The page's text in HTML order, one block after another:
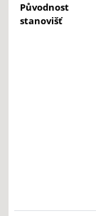
Původnost
stanovišť